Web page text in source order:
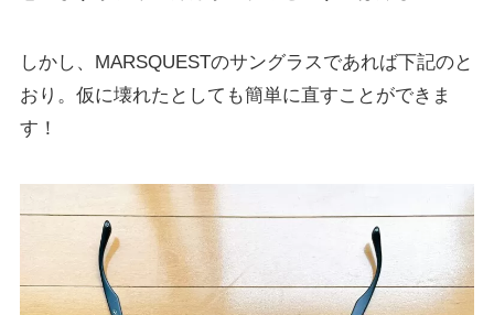
しかし、MARSQUESTのサングラスであれば下記のと
おり。仮に壊れたとしても簡単に直すことができま
す！